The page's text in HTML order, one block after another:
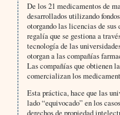
De los 21 medicamentos de
desarrollados utilizando
otorgando las licencias de
regalía que se gestiona a
tecnología de las
otorgan a las compañías
Las compañías que obtienen
comercializan los
Esta práctica, hace que las
lado “equivocado” en los
derechos de propiedad